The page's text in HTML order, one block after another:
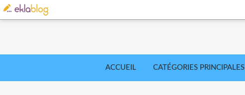
ACCUEIL CATÉGORIES PRINCIPALES